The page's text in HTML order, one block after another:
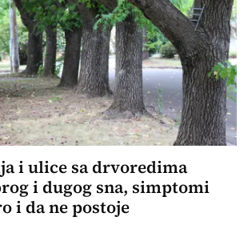
i ulice sa drvoredima
i dugog sna, simptomi
i da ne postoje